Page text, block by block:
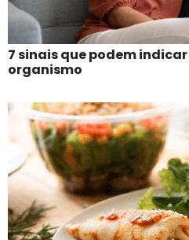
7 sinais que podem
organismo